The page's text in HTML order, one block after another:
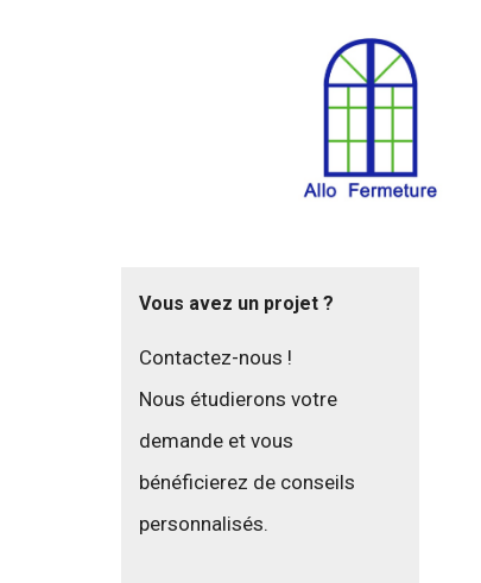
Vous avez un projet ?
Contactez-nous !
Nous étudierons votre
demande et vous
bénéficierez de conseils
personnalisés.